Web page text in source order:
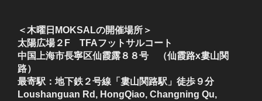
＜木曜日MOKSALの開催場所＞
太陽広場２F TFAフットサルコート
中国上海市長寧区仙霞露８８号 （仙霞路x婁山関
路）
最寄駅：地下鉄２号線「婁山関路駅」徒歩９分
Loushanguan Rd, HongQiao, Changning Qu,